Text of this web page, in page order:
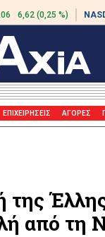
6,62 (0,25 %)
ΕΠΙΧΕΙΡΗΣΕΙΣ ΑΓΟΡΕΣ
της
από τη